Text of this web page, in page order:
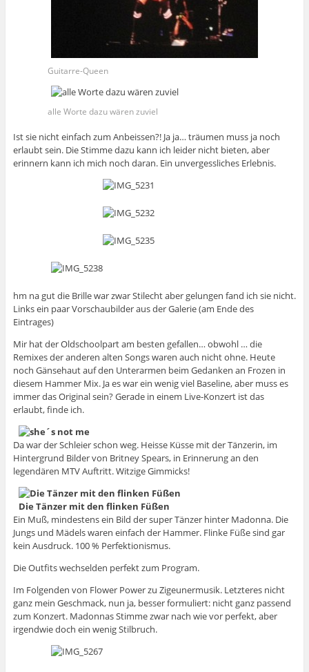
Guitarre-Queen
alle Worte dazu wären zuviel
Ist sie nicht einfach zum Anbeissen?! Ja ja… träumen muss ja noch
erlaubt sein. Die Stimme dazu kann ich leider nicht bieten, aber
erinnern kann ich mich noch daran. Ein unvergessliches Erlebnis.
hm na gut die Brille war zwar Stilecht aber gelungen fand ich sie nicht.
Links ein paar Vorschaubilder aus der Galerie (am Ende des
Eintrages)
Mir hat der Oldschoolpart am besten gefallen… obwohl … die
Remixes der anderen alten Songs waren auch nicht ohne. Heute
noch Gänsehaut auf den Unterarmen beim Gedanken an Frozen in
diesem Hammer Mix. Ja es war ein wenig viel Baseline, aber muss es
immer das Original sein? Gerade in einem Live-Konzert ist das
erlaubt, finde ich.
Da war der Schleier schon weg. Heisse Küsse mit der Tänzerin, im
Hintergrund Bilder von Britney Spears, in Erinnerung an den
legendären MTV Auftritt. Witzige Gimmicks!
Die Tänzer mit den flinken Füßen
Ein Muß, mindestens ein Bild der super Tänzer hinter Madonna. Die
Jungs und Mädels waren einfach der Hammer. Flinke Füße sind gar
kein Ausdruck. 100 % Perfektionismus.
Die Outfits wechselden perfekt zum Program.
Im Folgenden von Flower Power zu Zigeunermusik. Letzteres nicht
ganz mein Geschmack, nun ja, besser formuliert: nicht ganz passend
zum Konzert. Madonnas Stimme zwar nach wie vor perfekt, aber
irgendwie doch ein wenig Stilbruch.